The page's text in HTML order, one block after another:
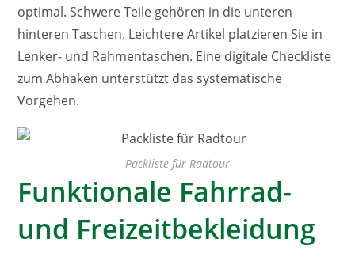
optimal. Schwere Teile gehören in die unteren
hinteren Taschen. Leichtere Artikel platzieren Sie in
Lenker- und Rahmentaschen. Eine digitale Checkliste
zum Abhaken unterstützt das systematische
Vorgehen.
Packliste für Radtour
Funktionale Fahrrad-
und Freizeitbekleidung